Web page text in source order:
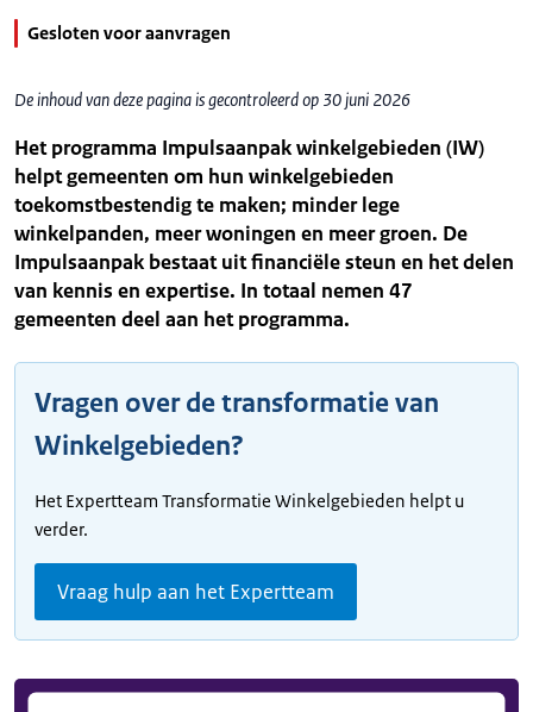
Gesloten voor aanvragen
De inhoud van deze pagina is gecontroleerd op 30 juni 2026
Het programma Impulsaanpak winkelgebieden (IW)
helpt gemeenten om hun winkelgebieden
toekomstbestendig te maken; minder lege
winkelpanden, meer woningen en meer groen. De
Impulsaanpak bestaat uit financiële steun en het delen
van kennis en expertise. In totaal nemen 47
gemeenten deel aan het programma.
Vragen over de transformatie van
Winkelgebieden?
Het Expertteam Transformatie Winkelgebieden helpt u
verder.
Vraag hulp aan het Expertteam